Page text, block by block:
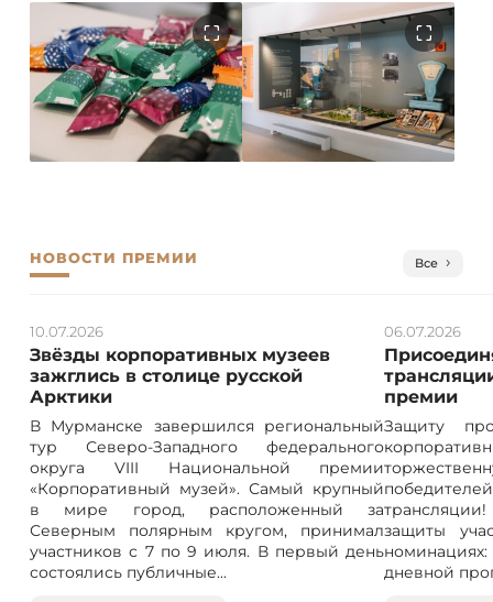
НОВОСТИ ПРЕМИИ Все
Звёзды корпоративных музеев
зажглись в столице русской
Арктики
10.07.2026
В Мурманске завершился региональный
тур Северо-Западного федерального
округа VIII Национальной премии
«Корпоративный музей». Самый крупный
в мире город, расположенный за
Северным полярным кругом, принимал
участников с 7 по 9 июля. В первый день
состоялись публичные...
премии
06.07.2026
Защиту
защиты
дневной